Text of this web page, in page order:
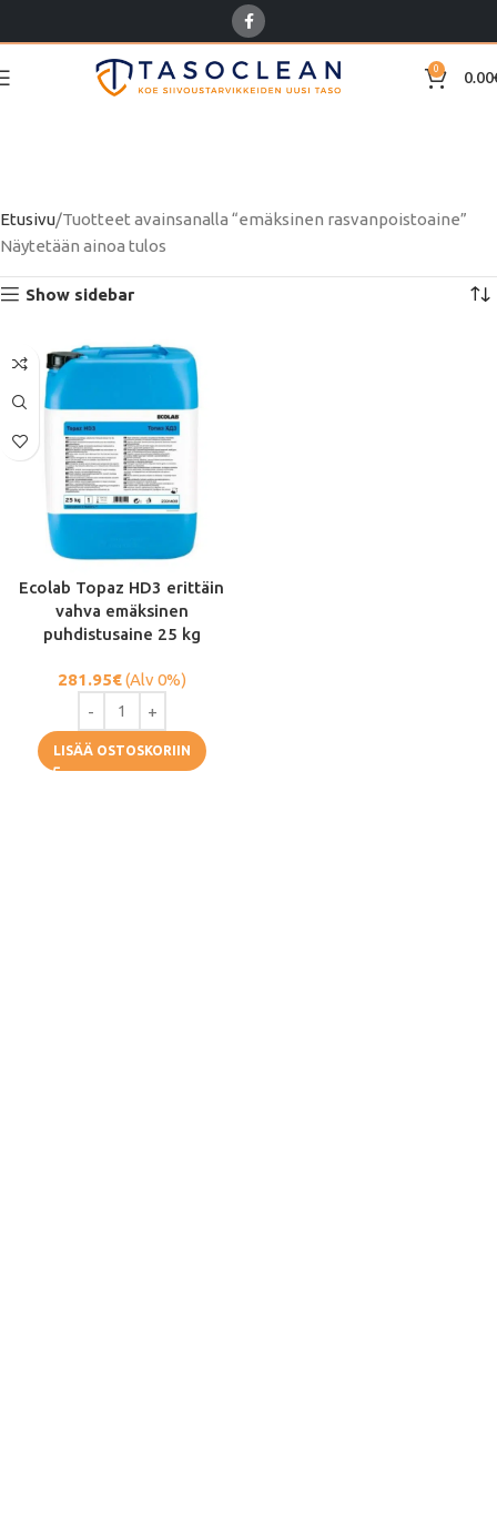
0 0.00
Etusivu Tuotteet avainsanalla “emäksinen rasvanpoistoaine”
Näytetään ainoa tulos
Show sidebar
Ecolab Topaz HD3 erittäin
vahva emäksinen
puhdistusaine 25 kg
281.95€(Alv 0%)
LISÄÄ OSTOSKORIIN